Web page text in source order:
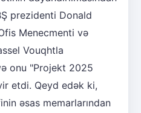
prezidenti Donald
Menecmenti və
Vouqhtla
onu "Projekt 2025
etdi. Qeyd edək ki,
əsas memarlarından